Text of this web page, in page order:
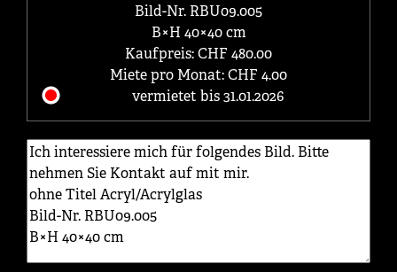
Bild-Nr. RBU09.005
B×H 40×40 cm
Kaufpreis: CHF 480.00
Miete pro Monat: CHF 4.00
vermietet bis 31.01.2026